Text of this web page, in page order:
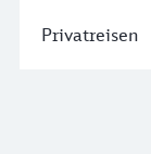
Privatreisen